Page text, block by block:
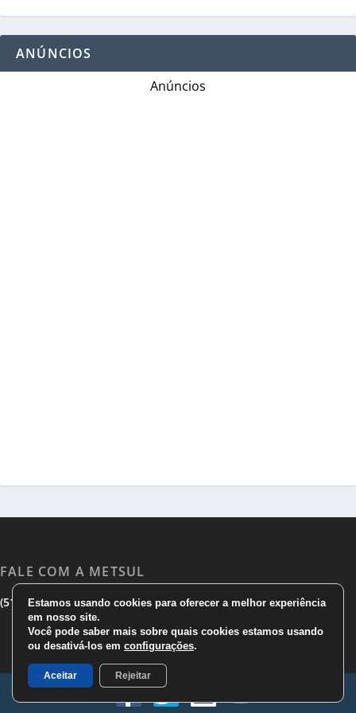
ANÚNCIOS
Anúncios
FALE COM A METSUL
(51) 3533 1983|(51)3785 7752|comercial@metsul.com
Estamos usando cookies para oferecer a melhor experiência
em nosso site.
Você pode saber mais sobre quais cookies estamos usando
ou desativá-los em configurações.
Aceitar Rejeitar